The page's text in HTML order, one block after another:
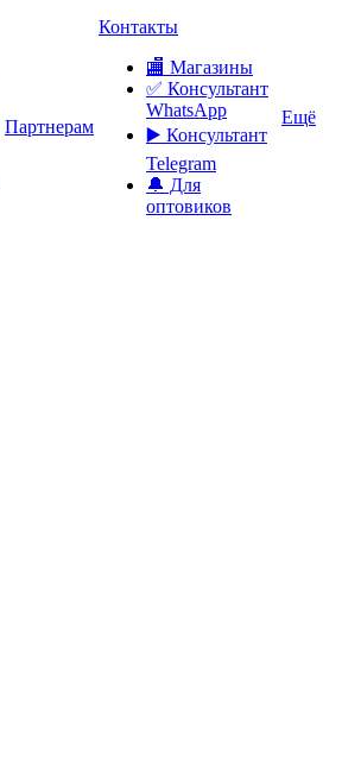
Партнерам
Контакты
🏬 Магазины
✅️ Консультант
WhatsApp
▶️ Консультант
Telegram
🔔 Для
оптовиков
Ещё